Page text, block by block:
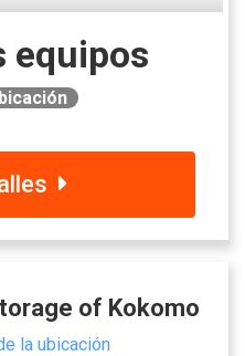
equipos
of Kokomo
la ubicación